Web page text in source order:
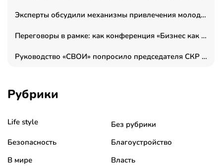
Эксперты обсудили механизмы привлечения молодых специалистов в промышленные города
Переговоры в рамке: как конференция «Бизнес как искусство» переформатирует деловой этикет в стенах ТПП РФ
Руководство «СВОИ» попросило председателя СКР дать правовую оценку обысков в тыловом штабе
Рубрики
Life style
Без рубрики
Безопасность
Благоустройство
В мире
Власть